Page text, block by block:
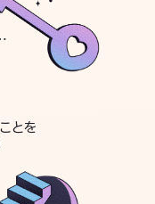
とを